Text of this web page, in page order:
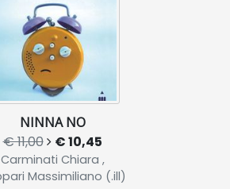
NINNA NO
€ 11,00 € 10,45
Carminati Chiara ,
Massimiliano (.ill)